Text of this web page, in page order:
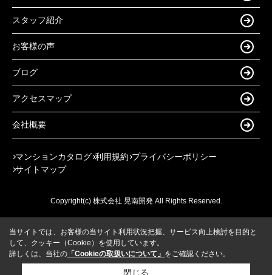
スタッフ紹介
お客様の声
ブログ
アクセスマップ
会社概要
マンションカタログ 利用規約 プライバシーポリシー
サイトマップ
Copyright(c) 株式会社 晃南開発 All Rights Reserved.
当サイトでは、お客様の当サイト利用状況把握、サービス向上検討を目的と
して、クッキー（Cookie）を使用しています。
詳しくは、当社の 「Cookieの取扱いについて」 をご確認ください。
閉じる